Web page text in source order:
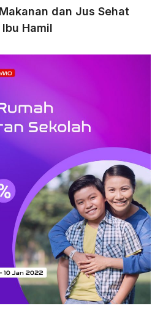
dan Jus Sehat
Hamil